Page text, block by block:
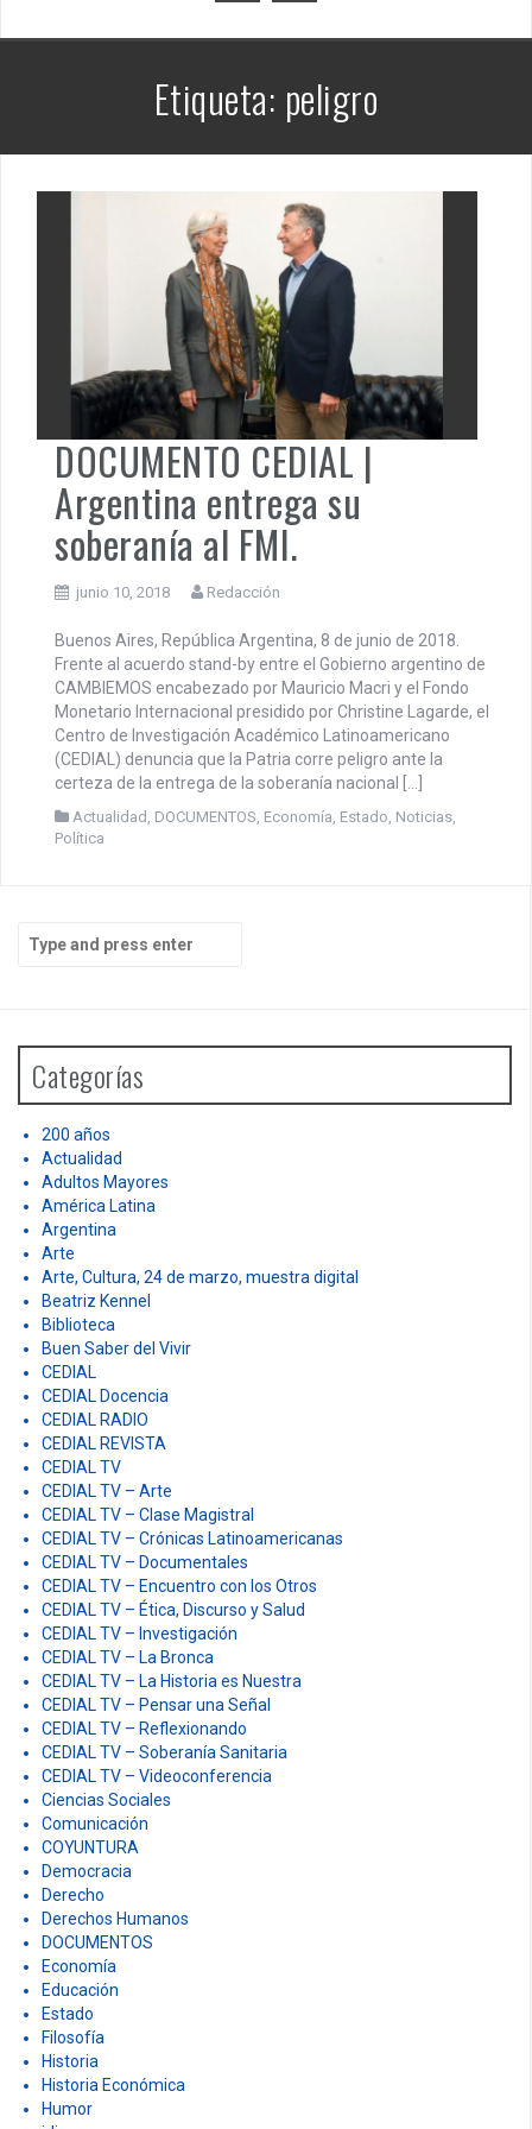
MUÑIZ. PORQUE LA HISTORIA TE JUZGARÁ
PENSAR UNA SEÑAL | Se echan los dados éticos de la
sustentibilidad. | 6 DE AGOSTO: SOBERANIA TERRITORIAL,
ECONOMICA Y POLITICA
Etiqueta: peligro
DOCUMENTO CEDIAL |
Argentina entrega su
soberanía al FMI.
junio 10, 2018 Redacción
Buenos Aires, República Argentina, 8 de junio de 2018.
Frente al acuerdo stand-by entre el Gobierno argentino de
CAMBIEMOS encabezado por Mauricio Macri y el Fondo
Monetario Internacional presidido por Christine Lagarde, el
Centro de Investigación Académico Latinoamericano
(CEDIAL) denuncia que la Patria corre peligro ante la
certeza de la entrega de la soberanía nacional […]
Actualidad DOCUMENTOS Economía Estado Noticias
Política
h
o
Categorías
200 años
Actualidad
Adultos Mayores
América Latina
Argentina
Arte
Arte, Cultura, 24 de marzo, muestra digital
Beatriz Kennel
Biblioteca
Buen Saber del Vivir
CEDIAL
CEDIAL Docencia
CEDIAL RADIO
CEDIAL REVISTA
CEDIAL TV
CEDIAL TV – Arte
CEDIAL TV – Clase Magistral
CEDIAL TV – Crónicas Latinoamericanas
CEDIAL TV – Documentales
CEDIAL TV – Encuentro con los Otros
CEDIAL TV – Ética, Discurso y Salud
CEDIAL TV – Investigación
CEDIAL TV – La Bronca
CEDIAL TV – La Historia es Nuestra
CEDIAL TV – Pensar una Señal
CEDIAL TV – Reflexionando
CEDIAL TV – Soberanía Sanitaria
CEDIAL TV – Videoconferencia
Ciencias Sociales
Comunicación
COYUNTURA
Democracia
Derecho
Derechos Humanos
DOCUMENTOS
Economía
Educación
Estado
Filosofía
Historia
Historia Económica
Humor